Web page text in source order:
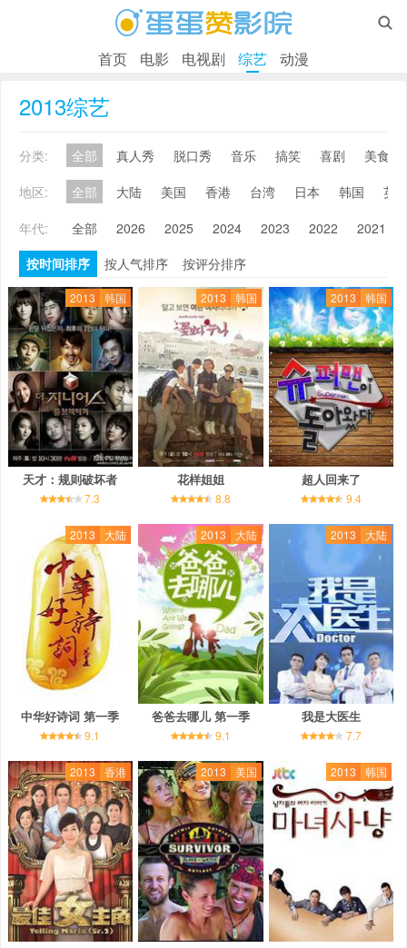

首页 电影 电视剧 综艺 动漫
2013综艺
分类: 全部 真人秀 脱口秀 音乐 搞笑 喜剧
美食
地区:
全部 大陆 美国 香港 台湾 日本 韩国
英
年代:
全部 2026 2025 2024 2023 2022 2021
按时间排序
按人气排序 按评分排序
2013 韩国
天才：规则破坏者
7.3
2013 韩国
花样姐姐
8.8
2013 韩国
超人回来了
9.4
2013 大陆
中华好诗词 第一季
9.1
2013 大陆
爸爸去哪儿 第一季
9.1
2013 大陆
我是大医生
7.7
2013 香港 2013 美国 2013 韩国